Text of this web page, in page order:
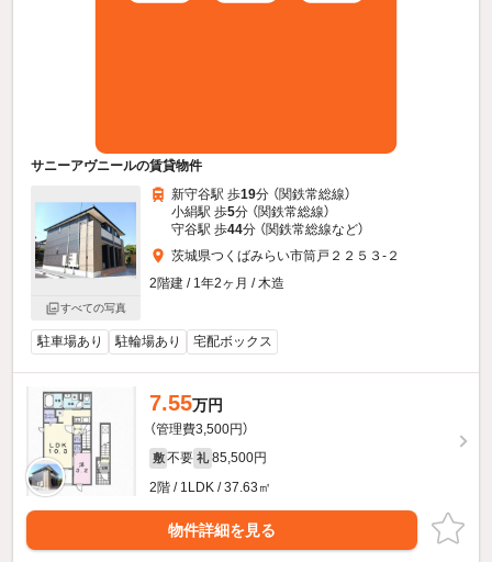
サニーアヴニールの賃貸物件
すべての写真
新守谷駅 歩19分 （関鉄常総線）
小絹駅 歩5分 （関鉄常総線）
守谷駅 歩44分 （関鉄常総線など）
茨城県つくばみらい市筒戸２２５３-２
2階建 / 1年2ヶ月 / 木造
駐車場あり 駐輪場あり 宅配ボックス
7.55万円
（管理費3,500円）
敷 不要 礼 85,500円
2階 / 1LDK / 37.63㎡
物件詳細を見る